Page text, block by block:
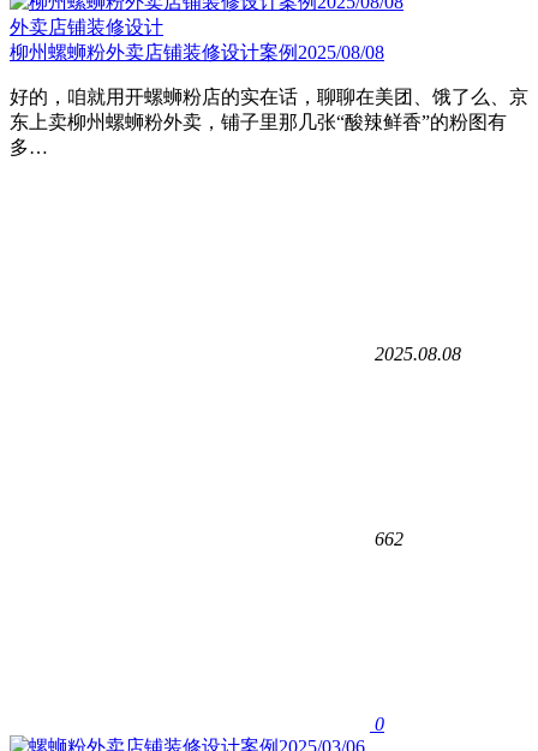
外卖店铺装修设计
柳州螺蛳粉外卖店铺装修设计案例2025/08/08
好的，咱就用开螺蛳粉店的实在话，聊聊在美团、饿了么、京
东上卖柳州螺蛳粉外卖，铺子里那几张“酸辣鲜香”的粉图有
多…
2025.08.08
662
0